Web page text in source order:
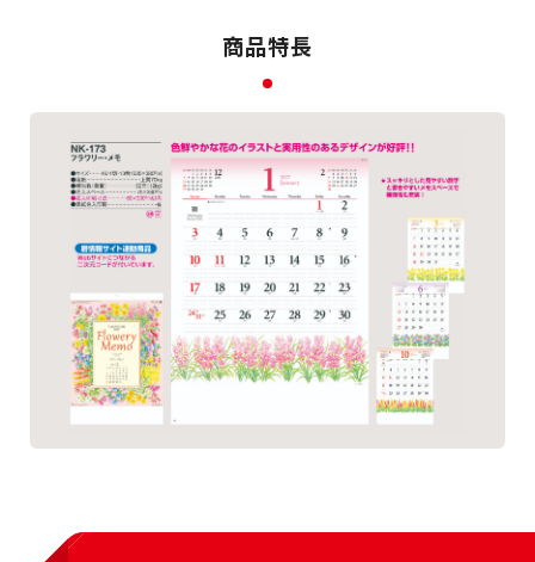
商品特長